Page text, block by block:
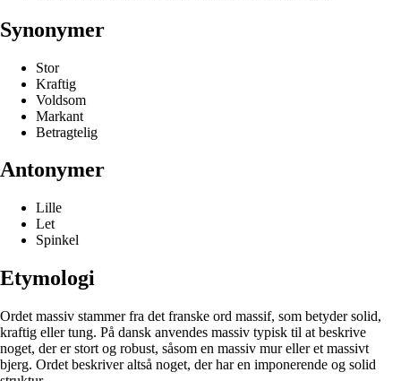
Synonymer
Stor
Kraftig
Voldsom
Markant
Betragtelig
Antonymer
Lille
Let
Spinkel
Etymologi
Ordet massiv stammer fra det franske ord massif, som betyder solid,
kraftig eller tung. På dansk anvendes massiv typisk til at beskrive
noget, der er stort og robust, såsom en massiv mur eller et massivt
bjerg. Ordet beskriver altså noget, der har en imponerende og solid